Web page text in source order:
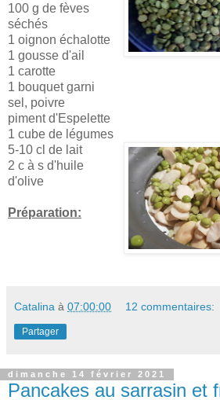
100 g de fèves
séchés
1 oignon échalotte
1 gousse d'ail
1 carotte
1 bouquet garni
sel, poivre
piment d'Espelette
1 cube de légumes
5-10 cl de lait
2 c à s d'huile
d'olive
Préparation:
Catalina à 07:00:00 12 commentaires:
Partager
dimanche 14 février 2021
Pancakes au sarrasin et